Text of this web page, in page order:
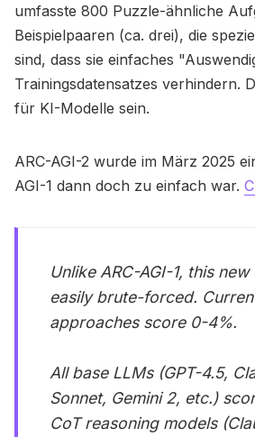
umfasste 800 Puzzle-ähnliche
Beispielpaaren (ca. drei), die
sind, dass sie einfaches
Trainingsdatensatzes verhindern.
für KI-Modelle sein.
ARC-AGI-2 wurde im März 2025
AGI-1 dann doch zu einfach war.
Unlike ARC-AGI-1, this
easily brute-forced.
approaches score 0-4%.
All base LLMs (GPT-4.5,
Sonnet, Gemini 2, etc.)
CoT reasoning models